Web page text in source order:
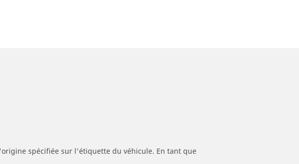
spécifiée sur l'étiquette du véhicule. En tant que